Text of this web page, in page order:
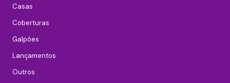
Casas
Coberturas
Galpões
Lançamentos
Outros